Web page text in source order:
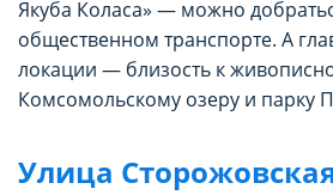
Якуба Коласа» — можно
общественном транспорте. А
локации — близость к
Комсомольскому озеру и парку
Улица